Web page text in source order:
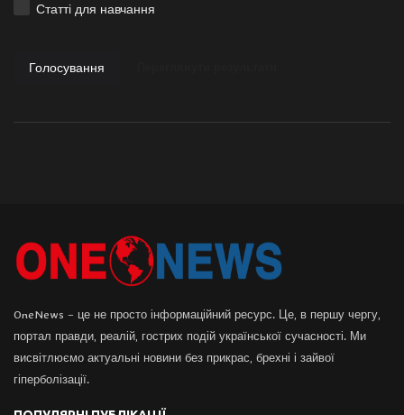
Статті для навчання
Голосування
OneNews – це не просто інформаційний ресурс. Це, в першу чергу,
портал правди, реалій, гострих подій української сучасності. Ми
висвітлюємо актуальні новини без прикрас, брехні і зайвої
гіперболізації.